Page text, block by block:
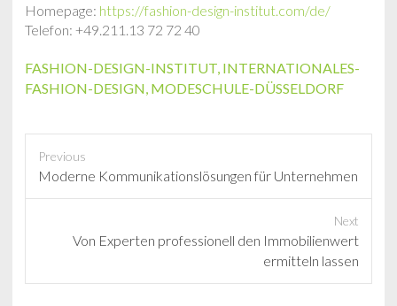
Homepage: https://fashion-design-institut.com/de/
Telefon: +49.211.13 72 72 40
FASHION-DESIGN-INSTITUT, INTERNATIONALES-
FASHION-DESIGN, MODESCHULE-DÜSSELDORF
Previous
P
r
Moderne Kommunikationslösungen für Unternehmen
Next
x
Von Experten professionell den Immobilienwert
ermitteln lassen